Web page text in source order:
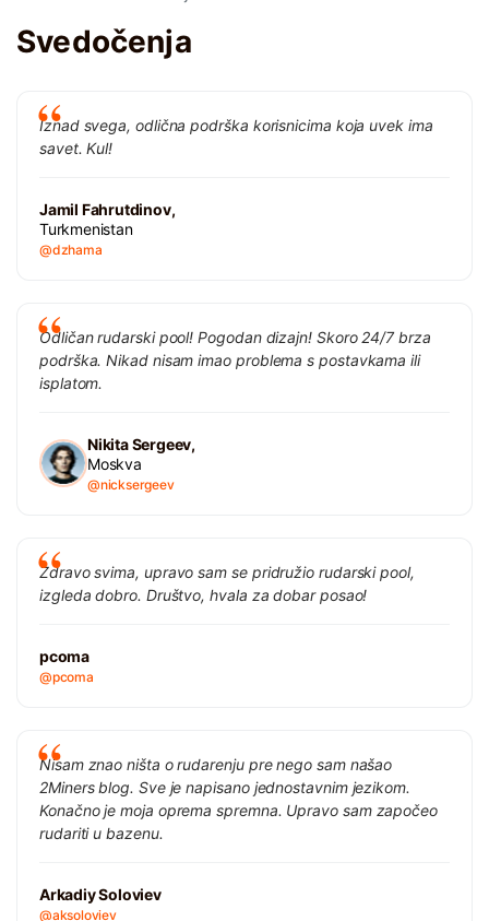
Svedočenja
Iznad svega, odlična podrška korisnicima koja uvek ima
savet. Kul!
Jamil Fahrutdinov,
Turkmenistan
@dzhama
Odličan rudarski pool! Pogodan dizajn! Skoro 24/7 brza
podrška. Nikad nisam imao problema s postavkama ili
isplatom.
Nikita Sergeev,
Moskva
@nicksergeev
Zdravo svima, upravo sam se pridružio rudarski pool,
izgleda dobro. Društvo, hvala za dobar posao!
pcoma
@pcoma
Nisam znao ništa o rudarenju pre nego sam našao
2Miners blog. Sve je napisano jednostavnim jezikom.
Konačno je moja oprema spremna. Upravo sam započeo
rudariti u bazenu.
Arkadiy Soloviev
@aksoloviev